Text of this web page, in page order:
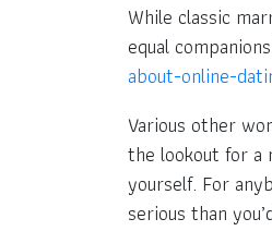
While classic
equal
about-online-
Various other
the lookout for a
yourself. For
serious than